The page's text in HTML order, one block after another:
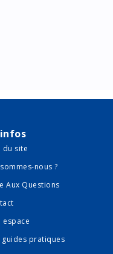
du site
nous ?
Aux Questions
espace
guides pratiques